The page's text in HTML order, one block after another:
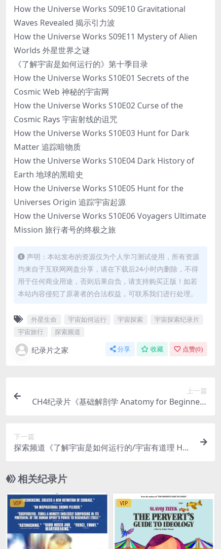
How the Universe Works S09E10 Gravitational
Waves Revealed 揭示引力波
How the Universe Works S09E11 Mystery of Alien
Worlds 外星世界之谜
《了解宇宙是如何运行的》第十季目录
How the Universe Works S10E01 Secrets of the
Cosmic Web 神秘的宇宙网
How the Universe Works S10E02 Curse of the
Cosmic Rays 宇宙射线的诅咒
How the Universe Works S10E03 Hunt for Dark
Matter 追踪暗物质
How the Universe Works S10E04 Dark History of
Earth 地球的黑暗史
How the Universe Works S10E05 Hunt for the
Universes Origin 追踪宇宙起源
How the Universe Works S10E06 Voyagers Ultimate
Mission 旅行者号的终极之旅
声明：本站发布的资源仅为个人学习测试使用，所有资源
均来自于互联网网盘分享，请在下载后24小时内删除，不得
用于任何商业用途，否则后果自负，请支持购买正版！如若
本站内容侵犯了原著者的合法权益，可联系我们进行处理。
外星生命 宇宙如何运行 宇宙探索
宇宙探索纪录片
宇宙旅行
探索频道
纪录片之家 分享 收藏 点赞(0)
上一篇
CH4纪录片《基础解剖学 Anatomy for Beginners
下一篇
探索频道《了解宇宙是如何运行的/宇宙有道理 Ho
中英双字 官方纯净收藏版(非科学频道版) 1080P/M
KV/12.7G 宇宙运行原理
相关纪录片
VIP VIP